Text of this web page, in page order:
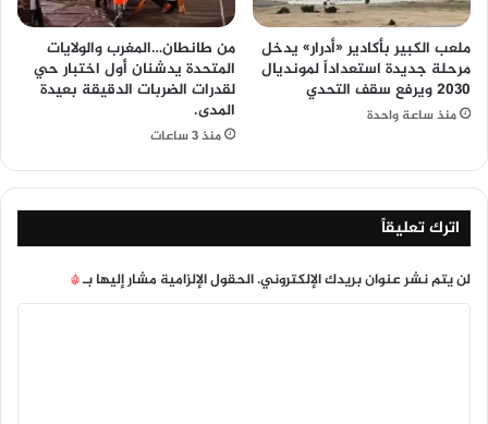
ملعب الكبير بأكادير «أدرار» يدخل
مرحلة جديدة استعداداً لمونديال
2030 ويرفع سقف التحدي
منذ ساعة واحدة
من طانطان…المغرب والولايات
المتحدة يدشنان أول اختبار حي
لقدرات الضربات الدقيقة بعيدة
المدى.
منذ 3 ساعات
اترك تعليقاً
لن يتم نشر عنوان بريدك الإلكتروني.الحقول الإلزامية مشار إليها بـ*